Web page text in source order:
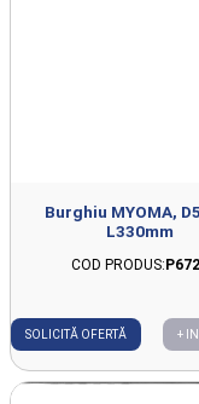
Burghiu MYOMA,
L330mm
COD PRODUS:
SOLICITĂ OFERTĂ +